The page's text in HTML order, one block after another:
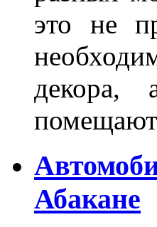
это не
декора,
Абакане